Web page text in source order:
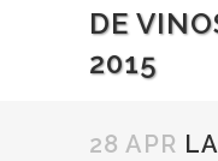
DE
2015
28 APR